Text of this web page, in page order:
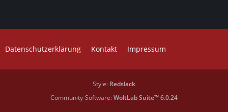
Datenschutzerklärung Kontakt Impressum
Style: Redslack
Community-Software:WoltLab Suite™ 6.0.24